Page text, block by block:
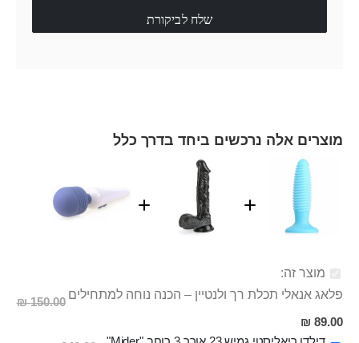
שלח לביקורת
מוצרים אלה נרכשים ביחד בדרך כלל
מוצר זה:
פלאג אנאלי תכלת רך ולנטיין – הכנה נוחה למתחילים
150.00 ₪
מחיר
89.00 ₪